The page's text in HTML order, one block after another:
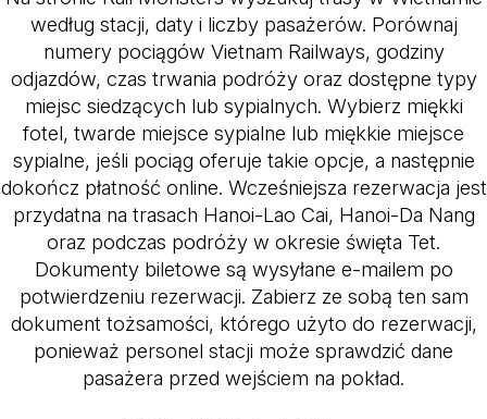
według stacji, daty i liczby pasażerów. Porównaj
numery pociągów Vietnam Railways, godziny
odjazdów, czas trwania podróży oraz dostępne typy
miejsc siedzących lub sypialnych. Wybierz miękki
fotel, twarde miejsce sypialne lub miękkie miejsce
sypialne, jeśli pociąg oferuje takie opcje, a następnie
dokończ płatność online. Wcześniejsza rezerwacja jest
przydatna na trasach Hanoi-Lao Cai, Hanoi-Da Nang
oraz podczas podróży w okresie święta Tet.
Dokumenty biletowe są wysyłane e-mailem po
potwierdzeniu rezerwacji. Zabierz ze sobą ten sam
dokument tożsamości, którego użyto do rezerwacji,
ponieważ personel stacji może sprawdzić dane
pasażera przed wejściem na pokład.